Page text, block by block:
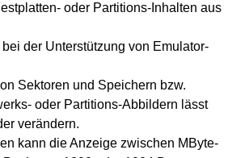
oder Partitions-Inhalten aus
der Unterstützung von Emulator-
Sektoren und Speichern bzw.
oder Partitions-Abbildern lässt
verändern.
kann die Anzeige zwischen MByte-